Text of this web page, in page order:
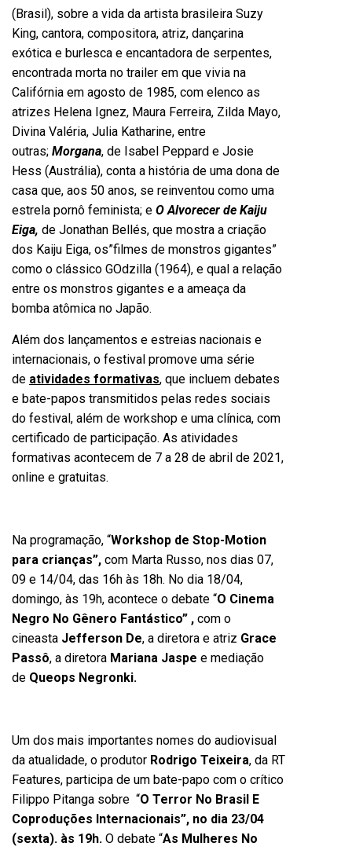
(Brasil), sobre a vida da artista brasileira Suzy
King, cantora, compositora, atriz, dançarina
exótica e burlesca e encantadora de serpentes,
encontrada morta no trailer em que vivia na
Califórnia em agosto de 1985, com elenco as
atrizes Helena Ignez, Maura Ferreira, Zilda Mayo,
Divina Valéria, Julia Katharine, entre
outras; Morgana, de Isabel Peppard e Josie
Hess (Austrália), conta a história de uma dona de
casa que, aos 50 anos, se reinventou como uma
estrela pornô feminista; e O Alvorecer de Kaiju
Eiga, de Jonathan Bellés, que mostra a criação
dos Kaiju Eiga, os”filmes de monstros gigantes”
como o clássico GOdzilla (1964), e qual a relação
entre os monstros gigantes e a ameaça da
bomba atômica no Japão.
Além dos lançamentos e estreias nacionais e
internacionais, o festival promove uma série
de atividades formativas, que incluem debates
e bate-papos transmitidos pelas redes sociais
do festival, além de workshop e uma clínica, com
certificado de participação. As atividades
formativas acontecem de 7 a 28 de abril de 2021,
online e gratuitas.
Na programação, “Workshop de Stop-Motion
para crianças”, com Marta Russo, nos dias 07,
09 e 14/04, das 16h às 18h. No dia 18/04,
domingo, às 19h, acontece o debate “O Cinema
Negro No Gênero Fantástico” , com o
cineasta Jefferson De, a diretora e atriz Grace
Passô, a diretora Mariana Jaspe e mediação
de Queops Negronki.
Um dos mais importantes nomes do audiovisual
da atualidade, o produtor Rodrigo Teixeira, da RT
Features, participa de um bate-papo com o crítico
Filippo Pitanga sobre “O Terror No Brasil E
Coproduções Internacionais”, no dia 23/04
(sexta). às 19h. O debate “As Mulheres No